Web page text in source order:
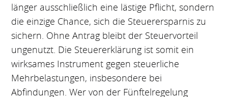
länger ausschließlich eine lästige Pflicht, sondern
die einzige Chance, sich die Steuerersparnis zu
sichern. Ohne Antrag bleibt der Steuervorteil
ungenutzt. Die Steuererklärung ist somit ein
wirksames Instrument gegen steuerliche
Mehrbelastungen, insbesondere bei
Abfindungen. Wer von der Fünftelregelung